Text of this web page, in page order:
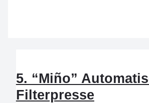
5. “Miño”
Filterpresse